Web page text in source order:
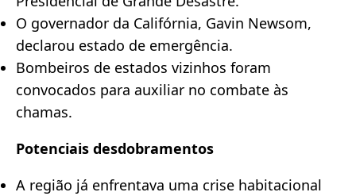
O governador da Califórnia, Gavin Newsom,
declarou estado de emergência.
Bombeiros de estados vizinhos foram
convocados para auxiliar no combate às
chamas.
Potenciais desdobramentos
A região já enfrentava uma crise habitacional